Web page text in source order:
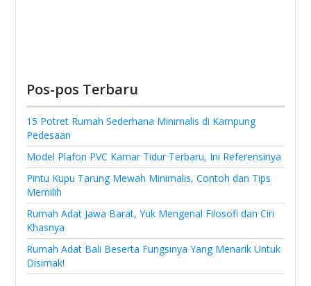
Pos-pos Terbaru
15 Potret Rumah Sederhana Minimalis di Kampung
Pedesaan
Model Plafon PVC Kamar Tidur Terbaru, Ini Referensinya
Pintu Kupu Tarung Mewah Minimalis, Contoh dan Tips
Memilih
Rumah Adat Jawa Barat, Yuk Mengenal Filosofi dan Ciri
Khasnya
Rumah Adat Bali Beserta Fungsinya Yang Menarik Untuk
Disimak!